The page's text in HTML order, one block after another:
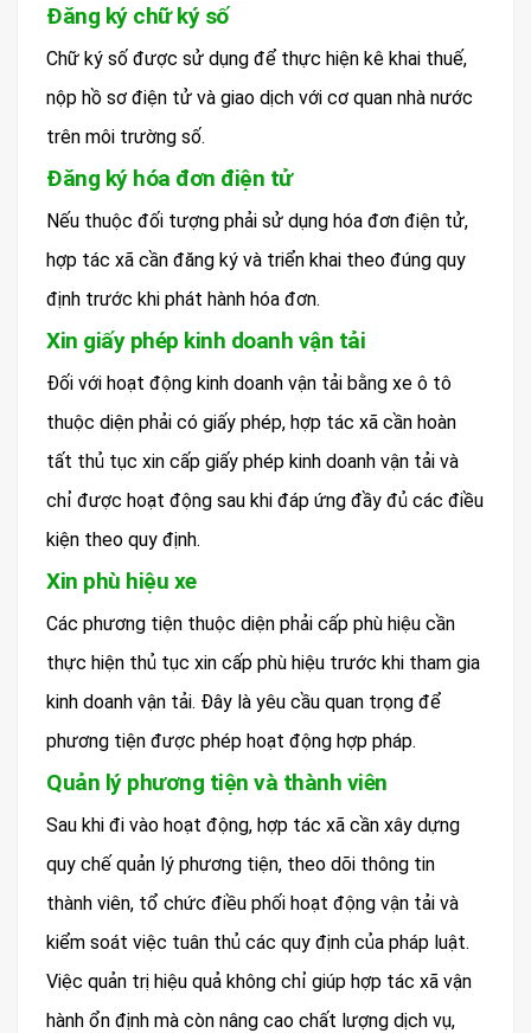
Đăng ký chữ ký số
Chữ ký số được sử dụng để thực hiện kê khai thuế,
nộp hồ sơ điện tử và giao dịch với cơ quan nhà nước
trên môi trường số.
Đăng ký hóa đơn điện tử
Nếu thuộc đối tượng phải sử dụng hóa đơn điện tử,
hợp tác xã cần đăng ký và triển khai theo đúng quy
định trước khi phát hành hóa đơn.
Xin giấy phép kinh doanh vận tải
Đối với hoạt động kinh doanh vận tải bằng xe ô tô
thuộc diện phải có giấy phép, hợp tác xã cần hoàn
tất thủ tục xin cấp giấy phép kinh doanh vận tải và
chỉ được hoạt động sau khi đáp ứng đầy đủ các điều
kiện theo quy định.
Xin phù hiệu xe
Các phương tiện thuộc diện phải cấp phù hiệu cần
thực hiện thủ tục xin cấp phù hiệu trước khi tham gia
kinh doanh vận tải. Đây là yêu cầu quan trọng để
phương tiện được phép hoạt động hợp pháp.
Quản lý phương tiện và thành viên
Sau khi đi vào hoạt động, hợp tác xã cần xây dựng
quy chế quản lý phương tiện, theo dõi thông tin
thành viên, tổ chức điều phối hoạt động vận tải và
kiểm soát việc tuân thủ các quy định của pháp luật.
Việc quản trị hiệu quả không chỉ giúp hợp tác xã vận
hành ổn định mà còn nâng cao chất lượng dịch vụ,